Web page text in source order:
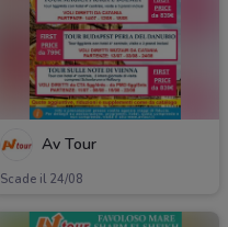
Av Tour
Scade il 24/08